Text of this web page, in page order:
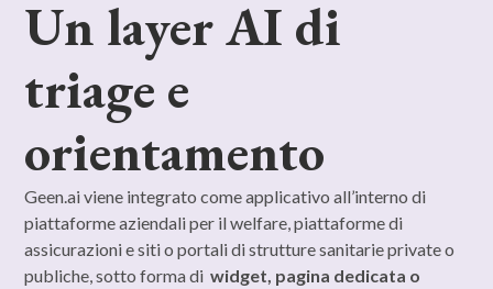
Un layer AI di
triage e
orientamento
Geen.ai viene integrato come applicativo all’interno di
piattaforme aziendali per il welfare, piattaforme di
assicurazioni e siti o portali di strutture sanitarie private o
publiche, sotto forma diwidget, pagina dedicata o